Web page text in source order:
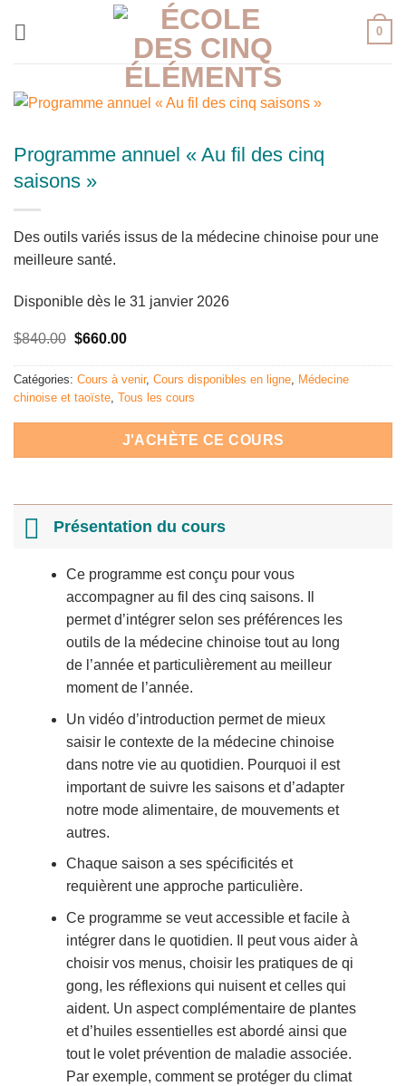
0
Programme annuel « Au fil des cinq
saisons »
Des outils variés issus de la médecine chinoise pour une
meilleure santé.
Disponible dès le 31 janvier 2026
$840.00 Le
initial
était :
$840.00.
$660.00Le
actuel
est :
$660.00.
Catégories: Cours à venir, Cours disponibles en ligne Médecine
chinoise et taoïste Tous les cours
J'ACHÈTE CE COURS
Présentation du cours
Ce programme est conçu pour vous
accompagner au fil des cinq saisons. Il
permet d’intégrer selon ses préférences les
outils de la médecine chinoise tout au long
de l’année et particulièrement au meilleur
moment de l’année.
Un vidéo d’introduction permet de mieux
saisir le contexte de la médecine chinoise
dans notre vie au quotidien. Pourquoi il est
important de suivre les saisons et d’adapter
notre mode alimentaire, de mouvements et
autres.
Chaque saison a ses spécificités et
requièrent une approche particulière.
Ce programme se veut accessible et facile à
intégrer dans le quotidien. Il peut vous aider à
choisir vos menus, choisir les pratiques de qi
gong, les réflexions qui nuisent et celles qui
aident. Un aspect complémentaire de plantes
et d’huiles essentielles est abordé ainsi que
tout le volet prévention de maladie associée.
Par exemple, comment se protéger du climat